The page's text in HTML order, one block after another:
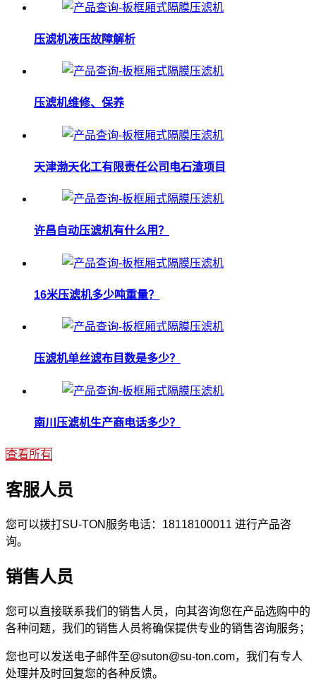
压滤机液压故障解析
压滤机维修、保养
天津渤天化工有限责任公司电石渣项目
许昌自动压滤机有什么用？
16米压滤机多少吨重量？
压滤机单丝滤布目数是多少？
南川压滤机生产商电话多少？
查看所有
客服人员
您可以拨打SU-TON服务电话：18118100011 进行产品咨
询。
销售人员
您可以直接联系我们的销售人员，向其咨询您在产品选购中的
各种问题，我们的销售人员将确保提供专业的销售咨询服务；
您也可以发送电子邮件至@suton@su-ton.com，我们有专人
处理并及时回复您的各种反馈。